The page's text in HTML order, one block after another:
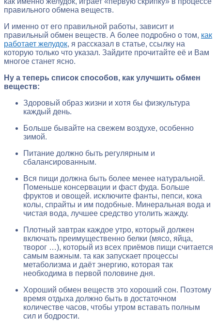
правильного обмена веществ.
И именно от его правильной работы, зависит и
правильный обмен веществ. А более подробно о том, как
работает желудок, я рассказал в статье, ссылку на
которую только что указал. Зайдите прочитайте её и Вам
многое станет ясно.
Ну а теперь список способов, как улучшить обмен
веществ:
Здоровый образ жизни и хотя бы физкультура
каждый день.
Больше бывайте на свежем воздухе, особенно
зимой.
Питание должно быть регулярным и
сбалансированным.
Вся пищи должна быть более менее натуральной.
Поменьше консервации и фаст фуда. Больше
фруктов и овощей. исключите фанты, пепси, кока
колы, спрайты и им подобные. Минеральная вода и
чистая вода, лучшее средство утолить жажду.
Плотный завтрак каждое утро, который должен
включать преимущественно белки (мясо, яйца,
творог …), который из всех приёмов пищи считается
самым важным. та как запускает процессы
метаболизма и даёт энергию, которая так
необходима в первой половине дня.
Хороший обмен веществ это хороший сон. Поэтому
время отдыха должно быть в достаточном
количестве часов, чтобы утром вставать полным
сил и бодрости.